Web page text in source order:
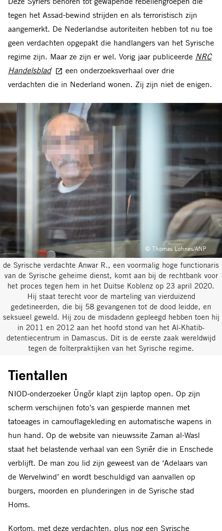
tegen het Assad-bewind strijden en als terroristisch zijn
aangemerkt. De Nederlandse autoriteiten hebben tot nu toe
geen verdachten opgepakt die handlangers van het Syrische
regime zijn. Maar ze zijn er wel. Vorig jaar publiceerde NRC
Handelsblad
een onderzoeksverhaal over drie
verdachten die in Nederland wonen. Zij zijn niet de enigen.
© Thomas Lohnes/ANP
de Syrische verdachte Anwar R., een voormalig hoge functionaris
van de Syrische geheime dienst, komt aan bij de rechtbank voor
het proces tegen hem in het Duitse Koblenz op 23 april 2020.
Hij staat terecht voor de marteling van vierduizend
gedetineerden, die bij 58 gevangenen tot de dood leidde, en
seksueel geweld. Hij zou de misdadenn gepleegd hebben toen hij
in 2011 en 2012 aan het hoofd stond van het Al-Khatib-
detentiecentrum in Damascus. Dit is de eerste zaak wereldwijd
tegen de folterpraktijken van het Syrische regime.
Tientallen
NIOD-onderzoeker Üngör klapt zijn laptop open. Op zijn
scherm verschijnen foto’s van gespierde mannen met
tatoeages in camouflagekleding en automatische wapens in
hun hand. Op de website van nieuwssite Zaman al-Wasl
staat het belastende verhaal van een Syriër die in Enschede
verblijft. De man zou lid zijn geweest van de ‘Adelaars van
de Wervelwind’ en wordt beschuldigd van aanvallen op
burgers, moorden en plunderingen in de Syrische stad
Homs.
Kortom, met deze verdachten, plus nog een Syrische